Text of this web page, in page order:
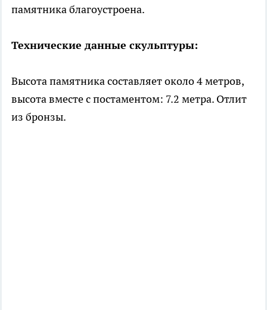
памятника благоустроена.
Технические данные скульптуры:
Высота памятника составляет около 4 метров,
высота вместе с постаментом: 7.2 метра. Отлит
из бронзы.